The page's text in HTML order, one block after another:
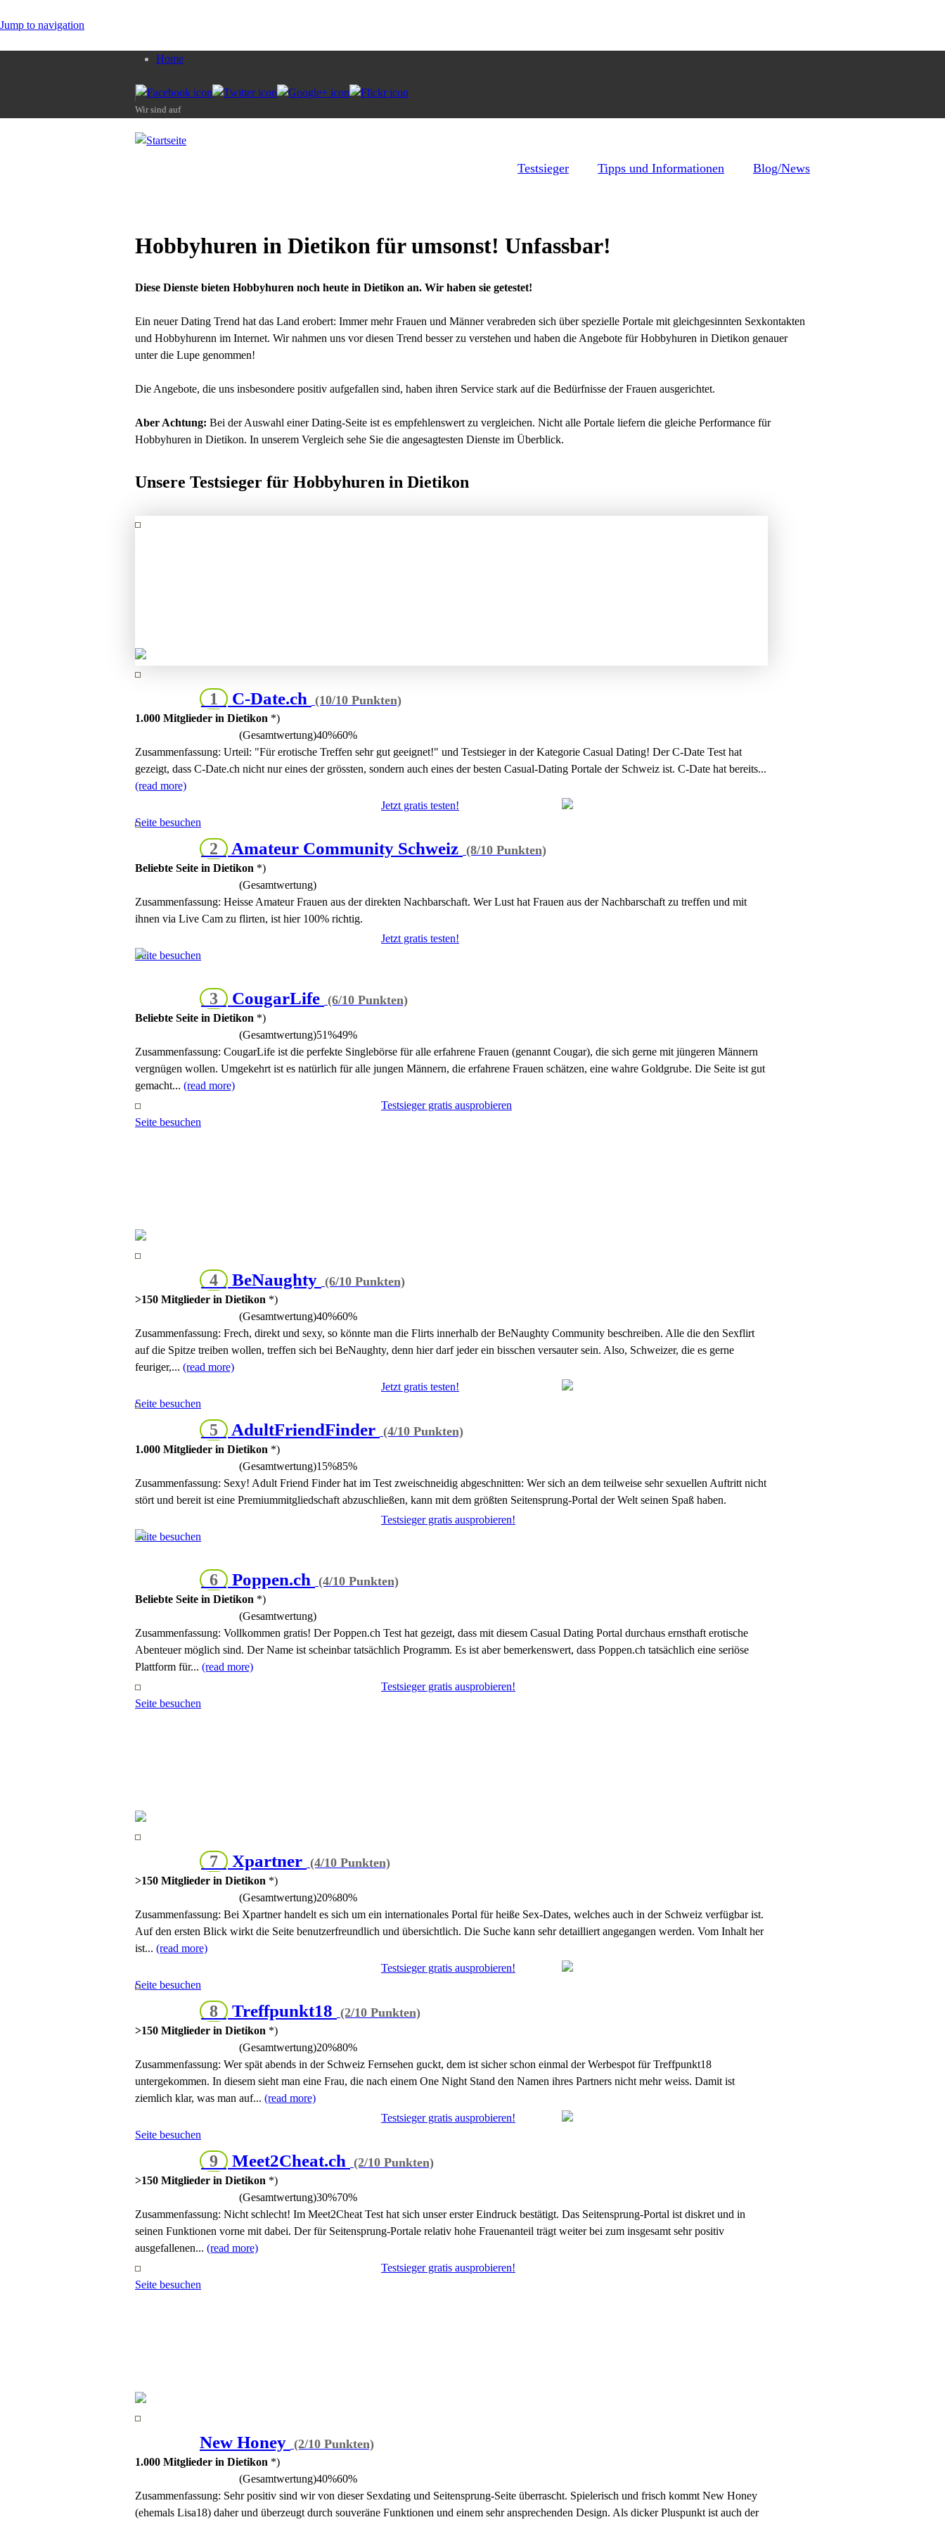
Jump to navigation
Home
Wir sind auf
Testsieger Tipps und Informationen Blog/News
Hobbyhuren in Dietikon für umsonst! Unfassbar!
Diese Dienste bieten Hobbyhuren noch heute in Dietikon an. Wir haben sie getestet!
Ein neuer Dating Trend hat das Land erobert: Immer mehr Frauen und Männer verabreden sich über spezielle Portale mit gleichgesinnten Sexkontakten
und Hobbyhurenn im Internet. Wir nahmen uns vor diesen Trend besser zu verstehen und haben die Angebote für Hobbyhuren in Dietikon genauer
unter die Lupe genommen!
Die Angebote, die uns insbesondere positiv aufgefallen sind, haben ihren Service stark auf die Bedürfnisse der Frauen ausgerichtet.
Aber Achtung: Bei der Auswahl einer Dating-Seite ist es empfehlenswert zu vergleichen. Nicht alle Portale liefern die gleiche Performance für
Hobbyhuren in Dietikon. In unserem Vergleich sehe Sie die angesagtesten Dienste im Überblick.
Unsere Testsieger für Hobbyhuren in Dietikon
1 C-Date.ch (10/10 Punkten)
1.000 Mitglieder in Dietikon *)
(Gesamtwertung)40%60%
Zusammenfassung: Urteil: "Für erotische Treffen sehr gut geeignet!" und Testsieger in der Kategorie Casual Dating! Der C-Date Test hat
gezeigt, dass C-Date.ch nicht nur eines der grössten, sondern auch eines der besten Casual-Dating Portale der Schweiz ist. C-Date hat bereits...
(read more)
Jetzt gratis testen!
Seite besuchen
2 Amateur Community Schweiz (8/10 Punkten)
Beliebte Seite in Dietikon *)
(Gesamtwertung)
Zusammenfassung: Heisse Amateur Frauen aus der direkten Nachbarschaft. Wer Lust hat Frauen aus der Nachbarschaft zu treffen und mit
ihnen via Live Cam zu flirten, ist hier 100% richtig.
Jetzt gratis testen!
Seite besuchen
3 CougarLife (6/10 Punkten)
Beliebte Seite in Dietikon *)
(Gesamtwertung)51%49%
Zusammenfassung: CougarLife ist die perfekte Singlebörse für alle erfahrene Frauen (genannt Cougar), die sich gerne mit jüngeren Männern
vergnügen wollen. Umgekehrt ist es natürlich für alle jungen Männern, die erfahrene Frauen schätzen, eine wahre Goldgrube. Die Seite ist gut
gemacht... (read more)
Testsieger gratis ausprobieren
Seite besuchen
4 BeNaughty (6/10 Punkten)
>150 Mitglieder in Dietikon *)
(Gesamtwertung)40%60%
Zusammenfassung: Frech, direkt und sexy, so könnte man die Flirts innerhalb der BeNaughty Community beschreiben. Alle die den Sexflirt
auf die Spitze treiben wollen, treffen sich bei BeNaughty, denn hier darf jeder ein bisschen versauter sein. Also, Schweizer, die es gerne
feuriger,... (read more)
Jetzt gratis testen!
Seite besuchen
5 AdultFriendFinder (4/10 Punkten)
1.000 Mitglieder in Dietikon *)
(Gesamtwertung)15%85%
Zusammenfassung: Sexy! Adult Friend Finder hat im Test zweischneidig abgeschnitten: Wer sich an dem teilweise sehr sexuellen Auftritt nicht
stört und bereit ist eine Premiummitgliedschaft abzuschließen, kann mit dem größten Seitensprung-Portal der Welt seinen Spaß haben.
Testsieger gratis ausprobieren!
Seite besuchen
6 Poppen.ch (4/10 Punkten)
Beliebte Seite in Dietikon *)
(Gesamtwertung)
Zusammenfassung: Vollkommen gratis! Der Poppen.ch Test hat gezeigt, dass mit diesem Casual Dating Portal durchaus ernsthaft erotische
Abenteuer möglich sind. Der Name ist scheinbar tatsächlich Programm. Es ist aber bemerkenswert, dass Poppen.ch tatsächlich eine seriöse
Plattform für... (read more)
Testsieger gratis ausprobieren!
Seite besuchen
7 Xpartner (4/10 Punkten)
>150 Mitglieder in Dietikon *)
(Gesamtwertung)20%80%
Zusammenfassung: Bei Xpartner handelt es sich um ein internationales Portal für heiße Sex-Dates, welches auch in der Schweiz verfügbar ist.
Auf den ersten Blick wirkt die Seite benutzerfreundlich und übersichtlich. Die Suche kann sehr detailliert angegangen werden. Vom Inhalt her
ist... (read more)
Testsieger gratis ausprobieren!
Seite besuchen
8 Treffpunkt18 (2/10 Punkten)
>150 Mitglieder in Dietikon *)
(Gesamtwertung)20%80%
Zusammenfassung: Wer spät abends in der Schweiz Fernsehen guckt, dem ist sicher schon einmal der Werbespot für Treffpunkt18
untergekommen. In diesem sieht man eine Frau, die nach einem One Night Stand den Namen ihres Partners nicht mehr weiss. Damit ist
ziemlich klar, was man auf... (read more)
Testsieger gratis ausprobieren!
Seite besuchen
9 Meet2Cheat.ch (2/10 Punkten)
>150 Mitglieder in Dietikon *)
(Gesamtwertung)30%70%
Zusammenfassung: Nicht schlecht! Im Meet2Cheat Test hat sich unser erster Eindruck bestätigt. Das Seitensprung-Portal ist diskret und in
seinen Funktionen vorne mit dabei. Der für Seitensprung-Portale relativ hohe Frauenanteil trägt weiter bei zum insgesamt sehr positiv
ausgefallenen... (read more)
Testsieger gratis ausprobieren!
Seite besuchen
New Honey (2/10 Punkten)
1.000 Mitglieder in Dietikon *)
(Gesamtwertung)40%60%
Zusammenfassung: Sehr positiv sind wir von dieser Sexdating und Seitensprung-Seite überrascht. Spielerisch und frisch kommt New Honey
(ehemals Lisa18) daher und überzeugt durch souveräne Funktionen und einem sehr ansprechenden Design. Als dicker Pluspunkt ist auch der